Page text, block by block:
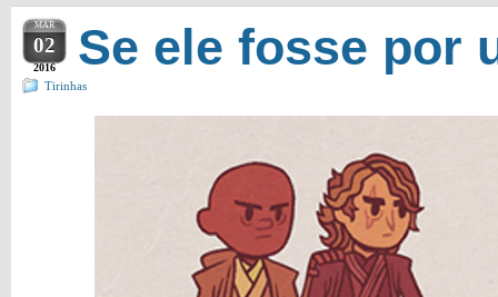
MAR
02
2016 Se ele fosse por
Tirinhas